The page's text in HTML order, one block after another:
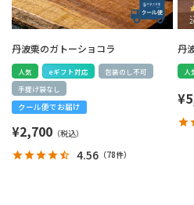
丹波栗のガトーショコラ
人気 eギフト対応
包装のし不可
手提げ袋なし
クール便でお届け
¥2,700
4.56 （78件）
丹
人
¥